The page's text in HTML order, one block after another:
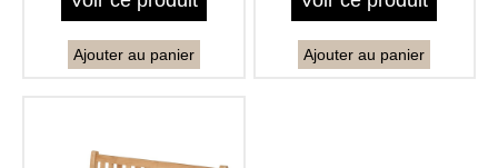
Ajouter au panier Ajouter au panier